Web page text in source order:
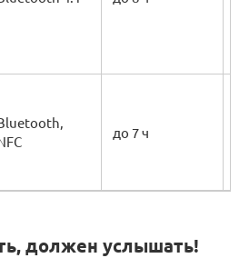
до 7 ч
должен услышать!